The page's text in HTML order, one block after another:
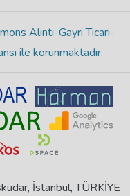
Alıntı-Gayri Ticari-
ile korunmaktadır.
İstanbul, TÜRKİYE